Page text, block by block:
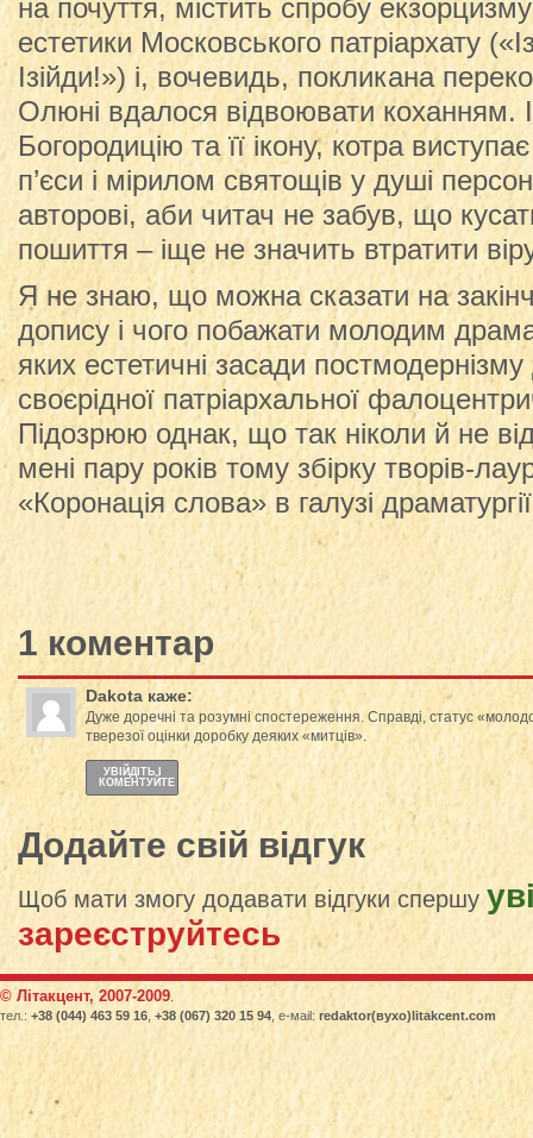
на почуття, містить спробу
естетики Московського патріархату
Ізійди!») і, вочевидь, покликана
Олюні вдалося відвоювати коханням.
Богородицію та її ікону, котра
п’єси і мірилом святощів у душі
авторові, аби читач не забув, що
пошиття – іще не значить втратити
Я не знаю, що можна сказати на
допису і чого побажати молодим
яких естетичні засади постмодернізму
своєрідної патріархальної
Підозрюю однак, що так ніколи й не
мені пару років тому збірку творів-
«Коронація слова» в галузі
1 коментар
Dakota каже:
Дуже доречні та розумні спостереження. Справді, статус
тверезої оцінки доробку деяких «митців».
УВІЙДІТЬ І
КОМЕНТУЙТЕ
Додайте свій відгук
Щоб мати змогу додавати відгуки спершу
зареєструйтесь
© Літакцент, 2007-2009
тел.: +38 (044) 463 59 16 +38 (067) 320 15 94 , е-маіl: redaktor(вухо)litakcent.com